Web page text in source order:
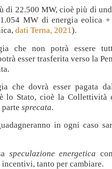
di 22.500 MW, cioè più di
MW di energia eolica
dati Terna, 2021).
che non potrà essere
esser trasferita verso la
che dovrà esser pagata
lo Stato, cioè la
parte sprecata.
in ogni caso
speculazione energetica
tanto per cambiare.